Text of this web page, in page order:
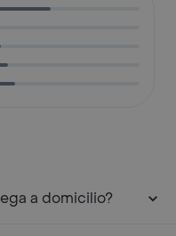
a domicilio?